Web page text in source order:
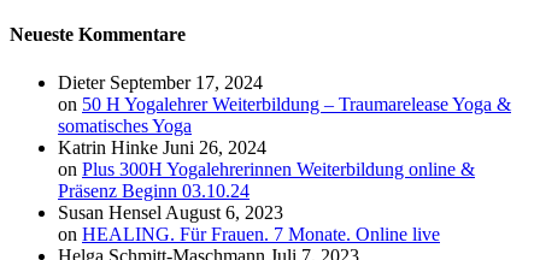
Neueste Kommentare
Dieter September 17, 2024
on 50 H Yogalehrer Weiterbildung – Traumarelease Yoga &
somatisches Yoga
Katrin Hinke Juni 26, 2024
on Plus 300H Yogalehrerinnen Weiterbildung online &
Präsenz Beginn 03.10.24
Susan Hensel August 6, 2023
on HEALING. Für Frauen. 7 Monate. Online live
Helga Schmitt-Maschmann Juli 7, 2023